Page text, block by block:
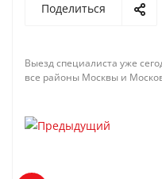
Поделиться
Выезд специалиста уже
все районы Москвы и